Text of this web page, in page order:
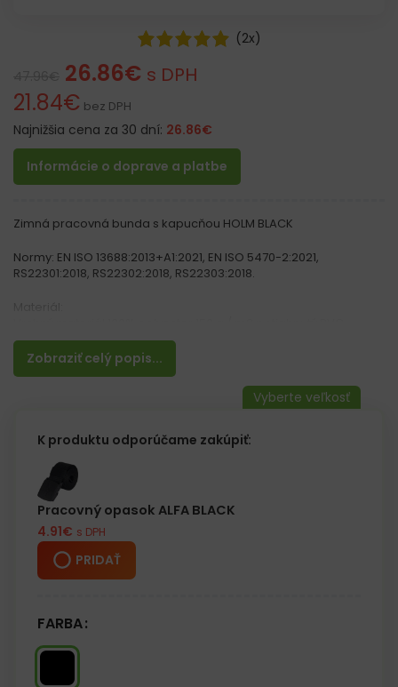
(2x)
26.86€ s DPH
21.84€ bez DPH
Najnižšia cena za 30 dní: 26.86€
Informácie o doprave a platbe
Zobraziť celý popis...
Zimná pracovná bunda s kapucňou HOLM BLACK
Normy: EN ISO 13688:2013+A1:2021, EN ISO 5470-2:2021,
RS22301:2018, RS22302:2018, RS22303:2018.
Zateplenie 100% polyester 160 g / m2
Podšívka vrchná časť fleece (100% polyester) s gramážou 150
g/m², spodná časť a rukávy 100% polyester taft typ 210T, gramáž
– Zapínanie na zips + lem so suchým zipsom
– Stojatý golier
– Odnímateľná kapucňa s fleecovou podšívkou, stiahnutá
šnúrkami, s dodatočným zapínaním na suchý zips pre lepšiu
ochranu hlavy pred chladom
– Dve vonkajšie vrecká a jedno na hrudi so zipsom
– Na vnútornej strane ďalšie vrecko so zapínaním na suchý zips
– Rukávy zakončené manžetami a dodatočným zapínaním na
suchý zips
– Spodok bundy sa dá stiahnuť šnúrkami
K produktu odporúčame zakúpiť:
Pracovný opasok ALFA BLACK
4.91€ s DPH
PRIDAŤ
FARBA